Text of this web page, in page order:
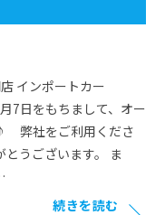
インポートカー
7日をもちまして、オー
弊社をご利用くださ
うございます。 ま
続きを読む